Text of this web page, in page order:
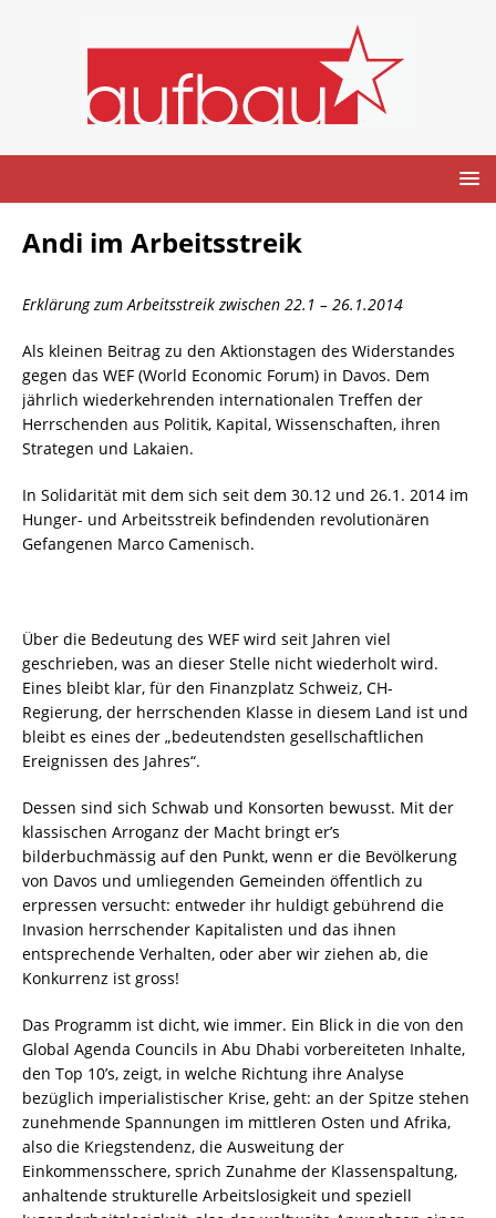
Andi im Arbeitsstreik
Erklärung zum Arbeitsstreik zwischen 22.1 – 26.1.2014
Als kleinen Beitrag zu den Aktionstagen des Widerstandes
gegen das WEF (World Economic Forum) in Davos. Dem
jährlich wiederkehrenden internationalen Treffen der
Herrschenden aus Politik, Kapital, Wissenschaften, ihren
Strategen und Lakaien.
In Solidarität mit dem sich seit dem 30.12 und 26.1. 2014 im
Hunger- und Arbeitsstreik befindenden revolutionären
Gefangenen Marco Camenisch.
Über die Bedeutung des WEF wird seit Jahren viel
geschrieben, was an dieser Stelle nicht wiederholt wird.
Eines bleibt klar, für den Finanzplatz Schweiz, CH-
Regierung, der herrschenden Klasse in diesem Land ist und
bleibt es eines der „bedeutendsten gesellschaftlichen
Ereignissen des Jahres“.
Dessen sind sich Schwab und Konsorten bewusst. Mit der
klassischen Arroganz der Macht bringt er’s
bilderbuchmässig auf den Punkt, wenn er die Bevölkerung
von Davos und umliegenden Gemeinden öffentlich zu
erpressen versucht: entweder ihr huldigt gebührend die
Invasion herrschender Kapitalisten und das ihnen
entsprechende Verhalten, oder aber wir ziehen ab, die
Konkurrenz ist gross!
Das Programm ist dicht, wie immer. Ein Blick in die von den
Global Agenda Councils in Abu Dhabi vorbereiteten Inhalte,
den Top 10’s, zeigt, in welche Richtung ihre Analyse
bezüglich imperialistischer Krise, geht: an der Spitze stehen
zunehmende Spannungen im mittleren Osten und Afrika,
also die Kriegstendenz, die Ausweitung der
Einkommensschere, sprich Zunahme der Klassenspaltung,
anhaltende strukturelle Arbeitslosigkeit und speziell